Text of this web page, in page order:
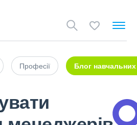
Професії Блог навчальних